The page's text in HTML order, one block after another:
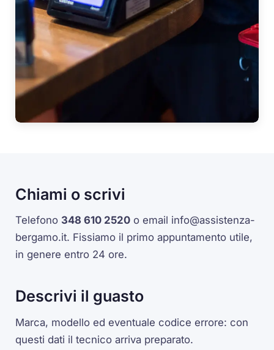
Chiami o scrivi
Telefono 348 610 2520 o email info@assistenza-
bergamo.it. Fissiamo il primo appuntamento utile,
in genere entro 24 ore.
Descrivi il guasto
Marca, modello ed eventuale codice errore: con
questi dati il tecnico arriva preparato.